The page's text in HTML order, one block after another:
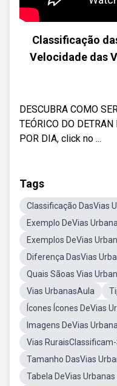
Classificação
Velocidade das
DESCUBRA COMO
TEÓRICO DO
POR DIA, click no ...
Tags
Classificação DasVias
Exemplo DeVias
Exemplos DeVias
Diferença DasVias
Quais Sãoas Vias
Vias UrbanasAula
Ícones Ícones DeVias
Imagens DeVias
Vias
Tamanho DasVias
Tabela DeVias